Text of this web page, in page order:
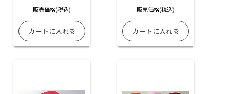
販売価格(税込) 販売価格(税込)